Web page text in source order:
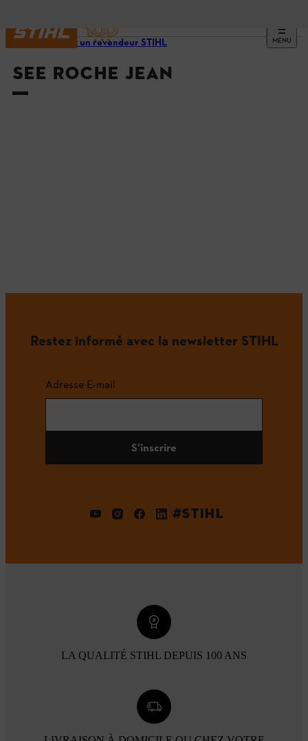
MENU
Trouvez un revendeur STIHL
SEE ROCHE JEAN
Restez informé avec la newsletter STIHL
Adresse E-mail
S'inscrire
#STIHL
LA QUALITÉ STIHL DEPUIS 100 ANS